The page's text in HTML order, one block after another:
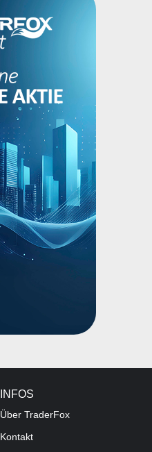
INFOS
Über TraderFox
Kontakt